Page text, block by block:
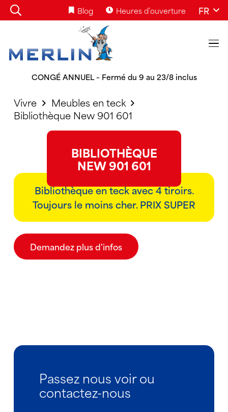
Blog Heures d’ouverture FR
CONGÉ ANNUEL – Fermé du 9 au 23/8 inclus
Vivre
Meubles en teck
Bibliothèque New 901 601
BIBLIOTHÈQUE
NEW 901 601
Bibliothèque en teck avec 4 tiroirs.
Toujours le moins cher. PRIX SUPER
Demandez plus d'infos
Passez nous voir ou
contactez-nous